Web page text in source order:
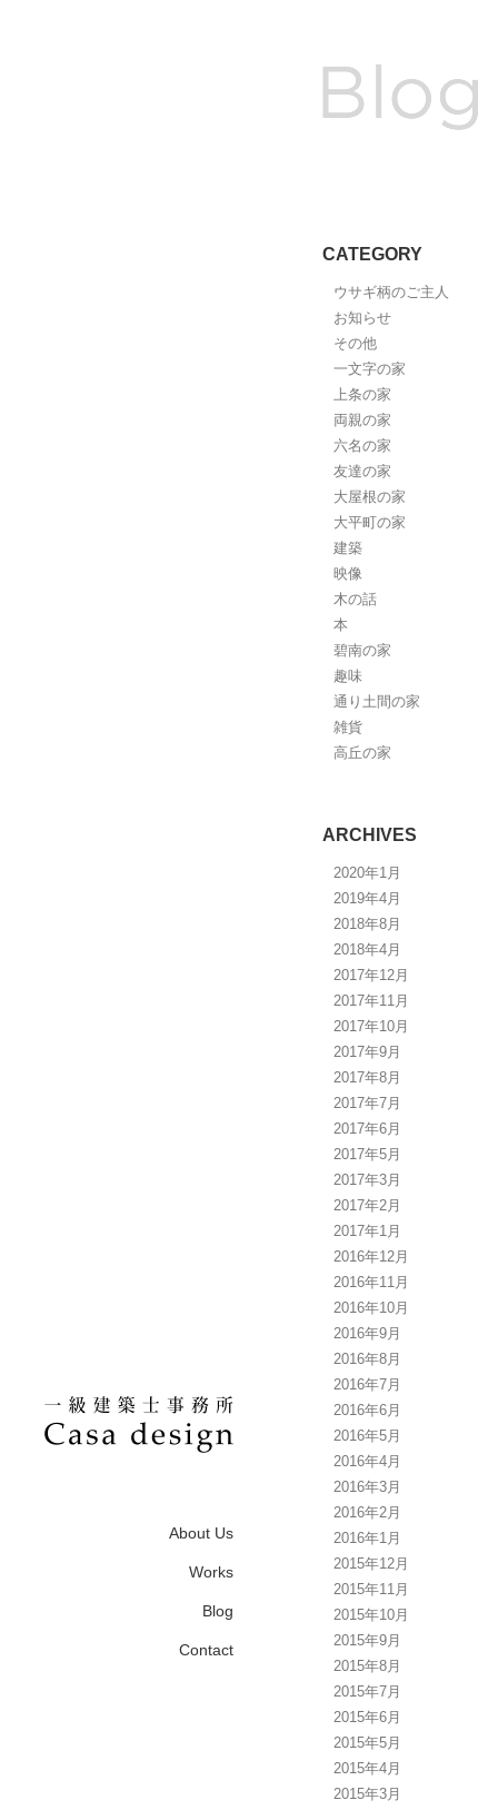
About Us
Works
Blog
Contact
CATEGORY
ウサギ柄のご主人
お知らせ
その他
一文字の家
上条の家
両親の家
六名の家
友達の家
大屋根の家
大平町の家
建築
映像
木の話
本
碧南の家
趣味
通り土間の家
雑貨
高丘の家
ARCHIVES
2020年1月
2019年4月
2018年8月
2018年4月
2017年12月
2017年11月
2017年10月
2017年9月
2017年8月
2017年7月
2017年6月
2017年5月
2017年3月
2017年2月
2017年1月
2016年12月
2016年11月
2016年10月
2016年9月
2016年8月
2016年7月
2016年6月
2016年5月
2016年4月
2016年3月
2016年2月
2016年1月
2015年12月
2015年11月
2015年10月
2015年9月
2015年8月
2015年7月
2015年6月
2015年5月
2015年4月
2015年3月